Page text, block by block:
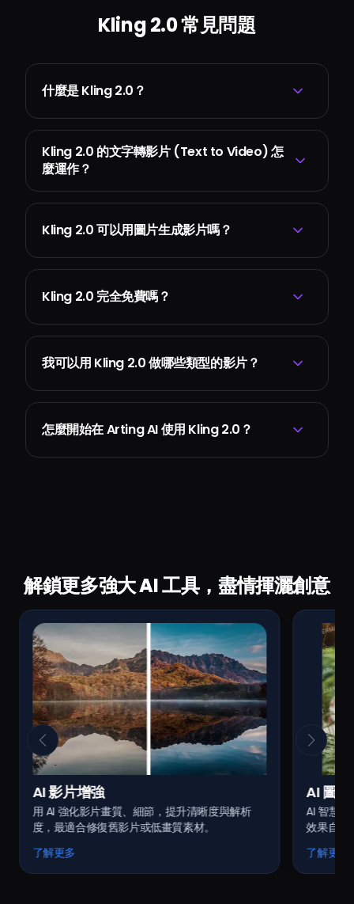
Kling 2.0 常見問題
什麼是 Kling 2.0？
Kling 2.0 的文字轉影片 (Text to Video) 怎
麼運作？
Kling 2.0 可以用圖片生成影片嗎？
Kling 2.0 完全免費嗎？
我可以用 Kling 2.0 做哪些類型的影片？
怎麼開始在 Arting AI 使用 Kling 2.0？
解鎖更多強大 AI 工具，盡情揮灑創意
AI 影片增強
用 AI 強化影片畫質、細節，提升清晰度與解析
度，最適合修復舊影片或低畫質素材。
了解更多
AI 圖
AI 智慧
效果自然
了解更多